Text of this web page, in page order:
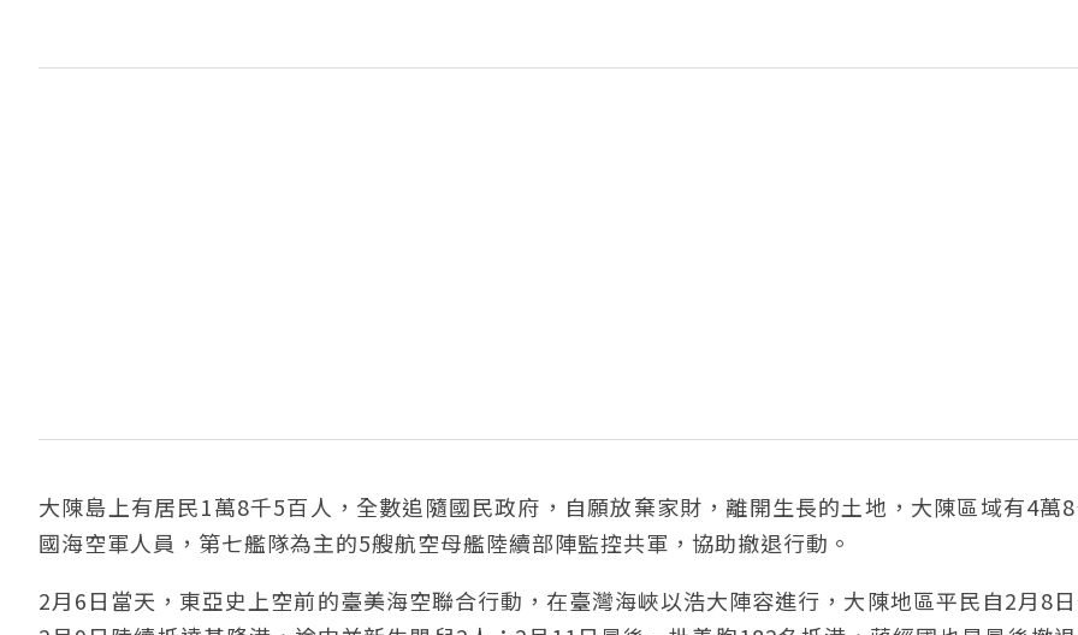
大陳島上有居民1萬8千5百人，全數追隨國民政府，自願放棄家財，離開生長的土地，大陳區域有4萬
國海空軍人員，第七艦隊為主的5艘航空母艦陸續部陣監控共軍，協助撤退行動。
2月6日當天，東亞史上空前的臺美海空聯合行動，在臺灣海峽以浩大陣容進行，大陳地區平民自2月8